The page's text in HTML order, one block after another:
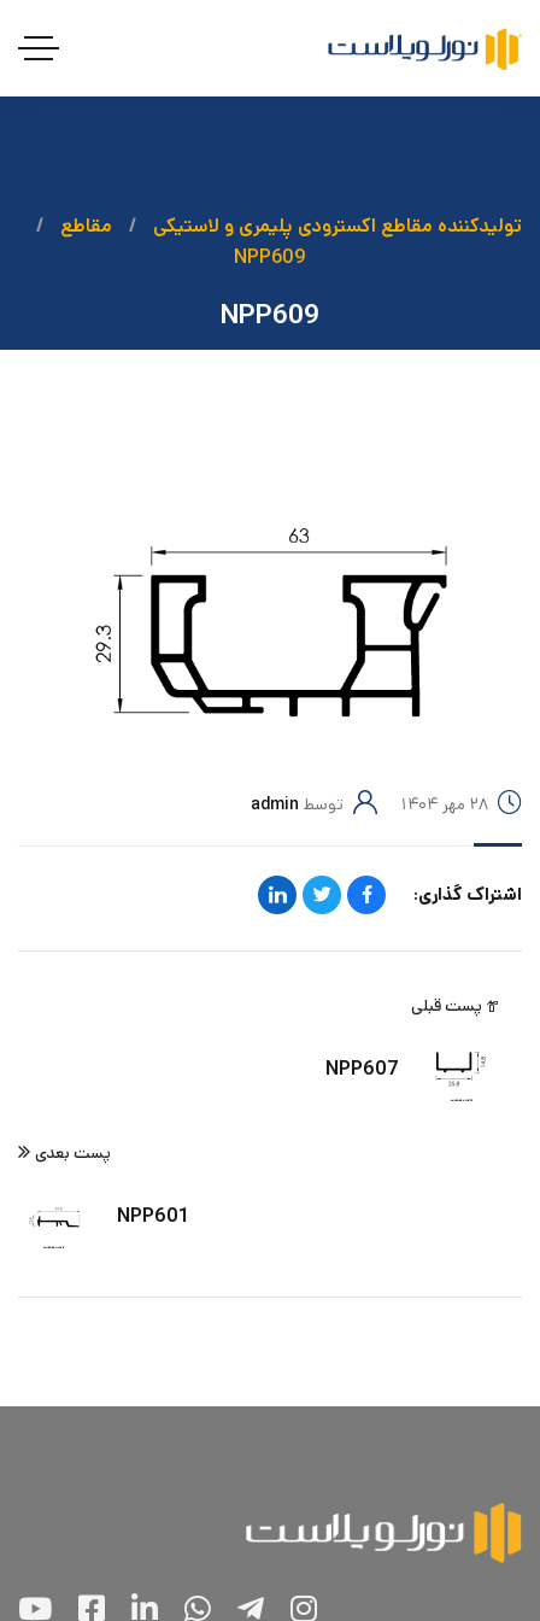
تولیدکننده مقاطع اکسترودی پلیمری و لاستیکی
مقاطع
NPP609
NPP609
۲۸ مهر ۱۴۰۴ توسط admin
اشتراک گذاری:
پست قبلی
NPP607
پست بعدی
NPP601